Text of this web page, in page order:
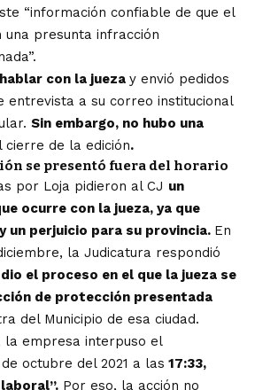
“información confiable de que el
una presunta infracción
con la jueza y envió pedidos
entrevista a su correo institucional
Sin embargo, no hubo una
cierre de la edición.
se presentó fuera del horario
por Loja pidieron al CJ un
ocurre con la jueza, ya que
un perjuicio para su provincia. En
la Judicatura respondió
el proceso en el que la jueza se
de protección presentada
del Municipio de esa ciudad.
la empresa interpuso el
octubre del 2021 a las 17:33,
Por eso, la acción no